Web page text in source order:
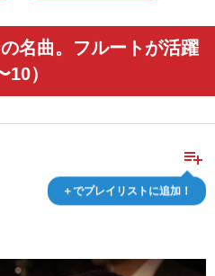
名曲。フルートが活躍
）
playlist_add
＋でプレイリストに追加！